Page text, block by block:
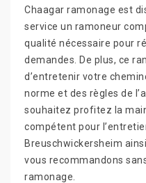
Chaagar ramonage est
service un ramoneur
qualité nécessaire pour
demandes. De plus, ce
d’entretenir votre
norme et des règles de
souhaitez profitez la
compétent pour
Breuschwickersheim
vous recommandons
ramonage.